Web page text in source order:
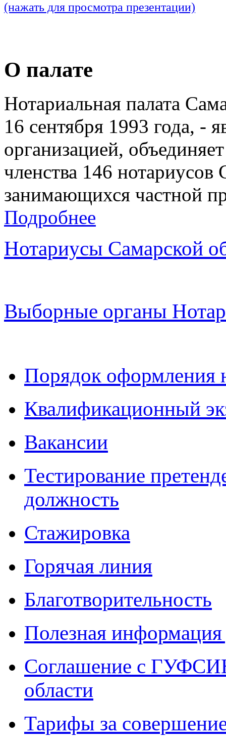
(нажать для просмотра презентации)
О палате
Нотариальная палата
16 сентября 1993 года, -
организацией,
членства 146 нотариусов
занимающихся частной
Подробнее
Нотариусы Самарской
Выборные органы
Порядок оформления
Квалификационный
Вакансии
Тестирование
должность
Стажировка
Горячая линия
Благотворительность
Полезная
Соглашение с
области
Тарифы за